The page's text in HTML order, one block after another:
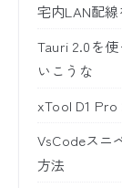
宅内LAN配
Tauri 2.0を
いこうな
xTool D1
VsCodeスニ
方法